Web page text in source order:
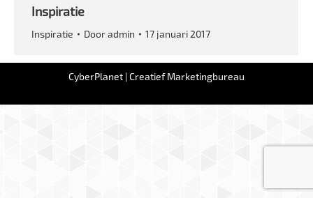
Inspiratie
Inspiratie Dooradmin 17 januari 2017
CyberPlanet | Creatief Marketingbureau